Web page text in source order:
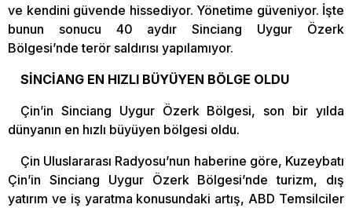
ve kendini güvende hissediyor. Yönetime güveniyor. İşte
bunun sonucu 40 aydır Sinciang Uygur Özerk
Bölgesi’nde terör saldırısı yapılamıyor.
SİNCİANG EN HIZLI BÜYÜYEN BÖLGE OLDU
Çin’in Sinciang Uygur Özerk Bölgesi, son bir yılda
dünyanın en hızlı büyüyen bölgesi oldu.
Çin Uluslararası Radyosu’nun haberine göre, Kuzeybatı
Çin’in Sinciang Uygur Özerk Bölgesi’nde turizm, dış
yatırım ve iş yaratma konusundaki artış, ABD Temsilciler